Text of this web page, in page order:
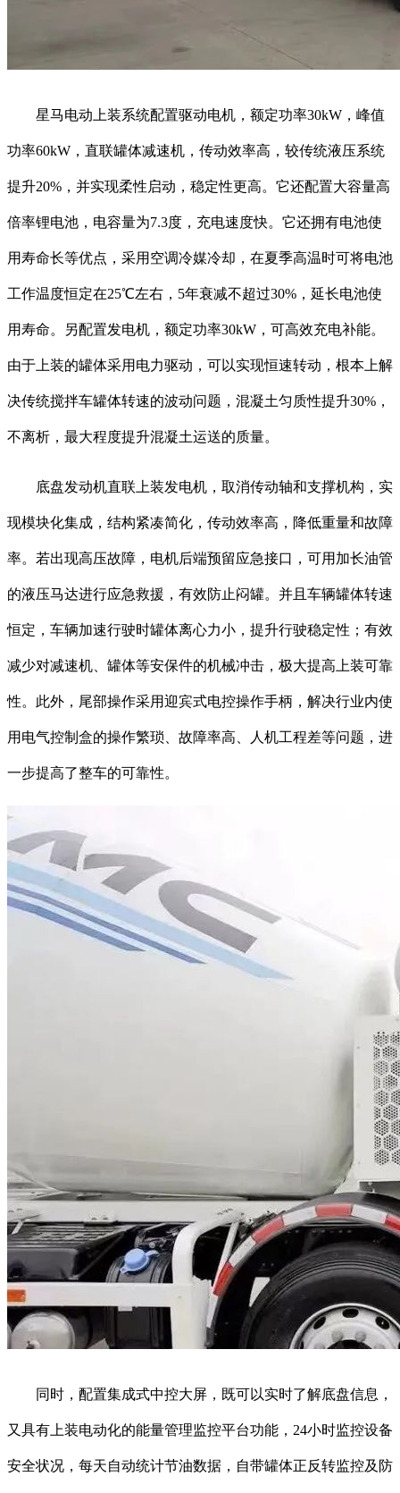
星马电动上装系统配置驱动电机，额定功率30kW，峰值
功率60kW，直联罐体减速机，传动效率高，较传统液压系统
提升20%，并实现柔性启动，稳定性更高。它还配置大容量高
倍率锂电池，电容量为7.3度，充电速度快。它还拥有电池使
用寿命长等优点，采用空调冷媒冷却，在夏季高温时可将电池
工作温度恒定在25℃左右，5年衰减不超过30%，延长电池使
用寿命。另配置发电机，额定功率30kW，可高效充电补能。
由于上装的罐体采用电力驱动，可以实现恒速转动，根本上解
决传统搅拌车罐体转速的波动问题，混凝土匀质性提升30%，
不离析，最大程度提升混凝土运送的质量。
底盘发动机直联上装发电机，取消传动轴和支撑机构，实
现模块化集成，结构紧凑简化，传动效率高，降低重量和故障
率。若出现高压故障，电机后端预留应急接口，可用加长油管
的液压马达进行应急救援，有效防止闷罐。并且车辆罐体转速
恒定，车辆加速行驶时罐体离心力小，提升行驶稳定性；有效
减少对减速机、罐体等安保件的机械冲击，极大提高上装可靠
性。此外，尾部操作采用迎宾式电控操作手柄，解决行业内使
用电气控制盒的操作繁琐、故障率高、人机工程差等问题，进
一步提高了整车的可靠性。
同时，配置集成式中控大屏，既可以实时了解底盘信息，
又具有上装电动化的能量管理监控平台功能，24小时监控设备
安全状况，每天自动统计节油数据，自带罐体正反转监控及防